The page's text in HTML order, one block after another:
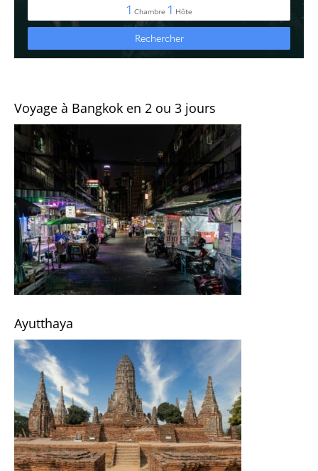
Voyage à Bangkok en 2 ou 3 jours
Ayutthaya